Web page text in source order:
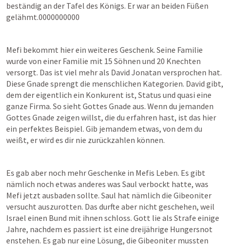
beständig an der Tafel des Königs. Er war an beiden Füßen
gelähmt.0000000000
Mefi bekommt hier ein weiteres Geschenk. Seine Familie
wurde von einer Familie mit 15 Söhnen und 20 Knechten
versorgt. Das ist viel mehr als David Jonatan versprochen hat.
Diese Gnade sprengt die menschlichen Kategorien. David gibt,
dem der eigentlich ein Konkurent ist, Status und quasi eine
ganze Firma. So sieht Gottes Gnade aus. Wenn du jemanden
Gottes Gnade zeigen willst, die du erfahren hast, ist das hier
ein perfektes Beispiel. Gib jemandem etwas, von dem du
weißt, er wird es dir nie zurückzahlen können.
Es gab aber noch mehr Geschenke in Mefis Leben. Es gibt
nämlich noch etwas anderes was Saul verbockt hatte, was
Mefi jetzt ausbaden sollte. Saul hat nämlich die Gibeoniter
versucht auszurotten. Das durfte aber nicht geschehen, weil
Israel einen Bund mit ihnen schloss. Gott lie als Strafe einige
Jahre, nachdem es passiert ist eine dreijährige Hungersnot
enstehen. Es gab nur eine Lösung, die Gibeoniter mussten